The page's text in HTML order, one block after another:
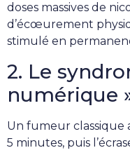
doses massives de
d’écœurement
stimulé en
2. Le
numérique
Un fumeur classique
5 minutes, puis